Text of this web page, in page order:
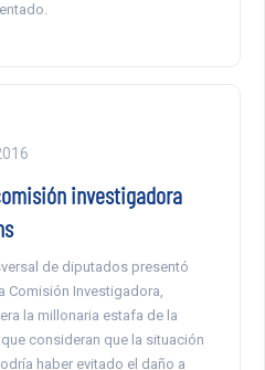
investigadora
de diputados presentó
Comisión Investigadora,
la millonaria estafa de la
consideran que la situación
haber evitado el daño a